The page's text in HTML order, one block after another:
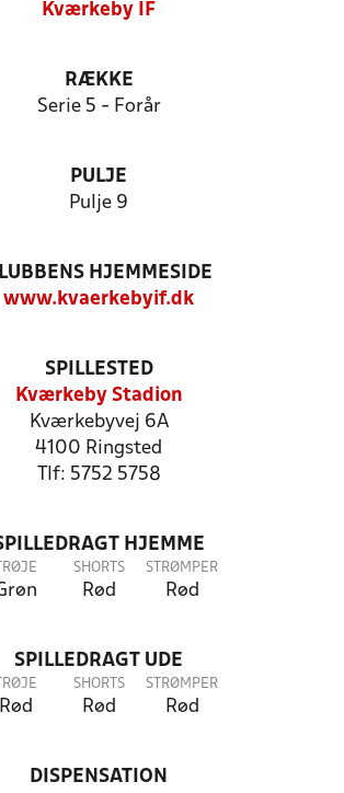
Kværkeby IF
RÆKKE
Serie 5 - Forår
PULJE
Pulje 9
HJEMMESIDE
www.kvaerkebyif.dk
SPILLESTED
Kværkeby Stadion
Kværkebyvej 6A
4100 Ringsted
Tlf: 5752 5758
HJEMME
TRØJE SHORTS
Rød
STRØMPER
Rød
SPILLEDRAGT UDE
TRØJE
Rød
SHORTS
Rød
STRØMPER
Rød
DISPENSATION